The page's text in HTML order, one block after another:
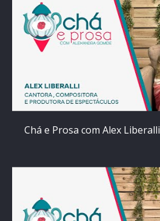
Chá e Prosa com Alex Liberalli